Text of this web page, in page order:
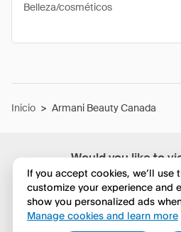
Would you like to
in
No, seguir
Belleza/cosméticos
Inicio > Armani Beauty Canada
If you accept cookies, we’ll use
customize your experience and
show you personalized ads
Manage cookies and learn more